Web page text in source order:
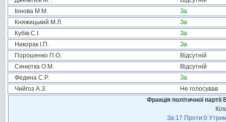
Іонова М.М.
За
Княжицький М.Л.
За
Кубів С.І.
За
Никорак І.П.
За
Порошенко П.О.
Відсутній
Синютка О.М.
Відсутній
Федина С.Р.
За
Чийгоз А.З.
Не голосував
Фракція політичної
За:17 Проти:0